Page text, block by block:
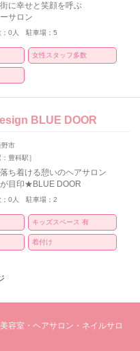
に幸せと笑顔を呼ぶ
サロン
；0人 駐車場；5
女性スタッフ多数
BLUE DOOR
野市
豊科駅］
ち着ける憩いのヘアサロン
目印★BLUE DOOR
；0人 駐車場；2
キッズスペース 有
着付け
容室・ヘアサロン・ネイルサロ